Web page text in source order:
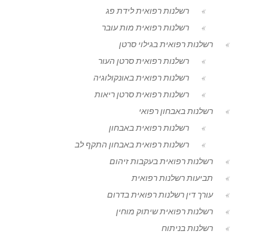
רשלנות רפואית לידת פג
רשלנות רפואית מות עובר
רשלנות רפואית בגילוי סרטן
רשלנות רפואית סרטן העור
רשלנות רפואית באונקולוגיה
רשלנות רפואית סרטן ריאות
רשלנות באבחון רפואי
רשלנות רפואית באבחון
רשלנות רפואית באבחון התקף לב
רשלנות רפואית בעקבות זיהום
תביעות רשלנות רפואית
עורך דין רשלנות רפואית בדרום
רשלנות רפואית שיתוק מוחין
רשלנות בניתוח